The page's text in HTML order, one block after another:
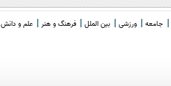
جامعه ورزشی بین الملل فرهنگ و هنر علم و دانش